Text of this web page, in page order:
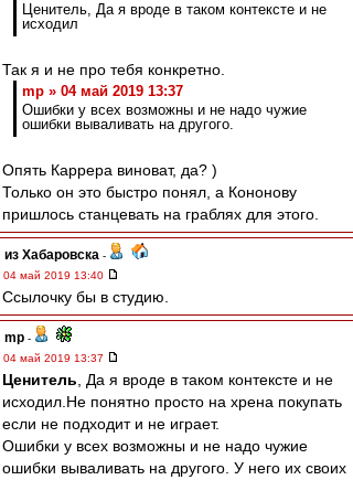
Ценитель, Да я вроде в таком контексте и не
исходил
Так я и не про тебя конкретно.
mp » 04 май 2019 13:37
Ошибки у всех возможны и не надо чужие
ошибки вываливать на другого.
Опять Каррера виноват, да? )
Только он это быстро понял, а Кононову
пришлось станцевать на граблях для этого.
из Хабаровска -
04 май 2019 13:40
Ссылочку бы в студию.
mp -
04 май 2019 13:37
Ценитель , Да я вроде в таком контексте и не
исходил.Не понятно просто на хрена покупать
если не подходит и не играет.
Ошибки у всех возможны и не надо чужие
ошибки вываливать на другого. У него их своих